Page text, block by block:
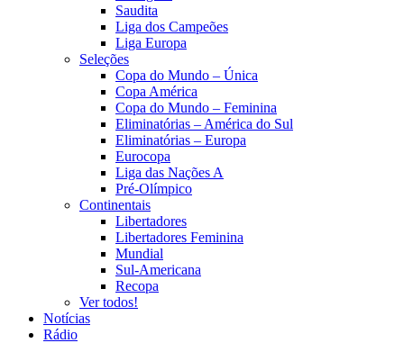
Saudita
Liga dos Campeões
Liga Europa
Seleções
Copa do Mundo – Única
Copa América
Copa do Mundo – Feminina
Eliminatórias – América do Sul
Eliminatórias – Europa
Eurocopa
Liga das Nações A
Pré-Olímpico
Continentais
Libertadores
Libertadores Feminina
Mundial
Sul-Americana
Recopa
Ver todos!
Notícias
Rádio